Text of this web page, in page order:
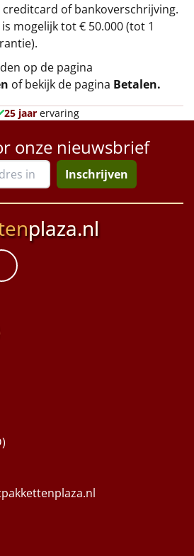
creditcard of bankoverschrijving.
mogelijk tot € 50.000 (tot 1
op de pagina
of bekijk de pagina Betalen.
25 jaar ervaring
onze nieuwsbrief
Inschrijven
plaza.nl